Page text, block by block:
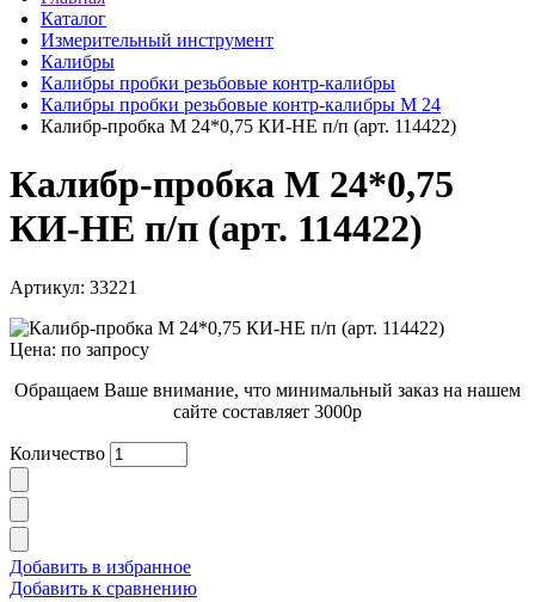
Каталог
Измерительный инструмент
Калибры
Калибры пробки резьбовые контр-калибры
Калибры пробки резьбовые контр-калибры М 24
Калибр-пробка М 24*0,75 КИ-НЕ п/п (арт. 114422)
Калибр-пробка М 24*0,75
КИ-НЕ п/п (арт. 114422)
Артикул: 33221
Цена: по запросу
Обращаем Ваше внимание, что минимальный заказ на нашем
сайте составляет 3000р
Количество
Добавить в избранное
Добавить к сравнению